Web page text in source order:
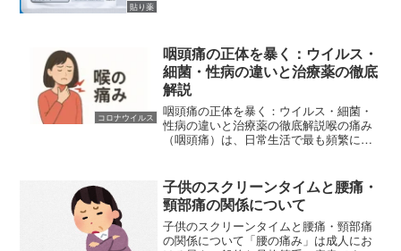
貼り薬
方...
コロナウイルス
咽頭痛の正体を暴く：ウイルス・
細菌・性病の違いと治療薬の徹底
解説
咽頭痛の正体を暴く：ウイルス・細菌・
性病の違いと治療薬の徹底解説喉の痛み
（咽頭痛）は、日常生活で最も頻繁に遭
にはウイルス、細菌、あるいは性感染症
といった多様な原因が潜ん...
子供のスクリーンタイムと腰痛・
頸部痛の関係について
子供のスクリーンタイムと腰痛・頸部痛
の関係について「腰の痛み」は成人にお